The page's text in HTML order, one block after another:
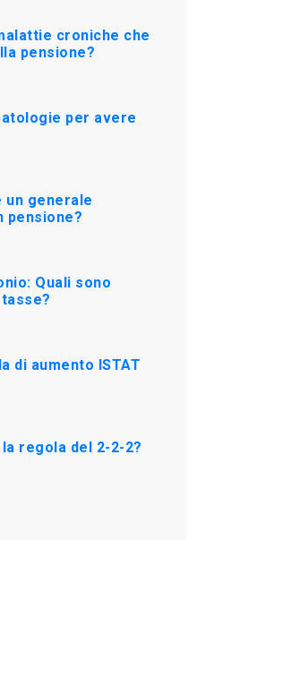
croniche che
pensione?
per avere
un generale
pensione?
Quali sono
di aumento ISTAT
regola del 2-2-2?